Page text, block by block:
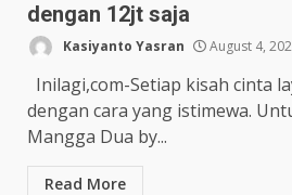
dengan 12jt saja
Kasiyanto Yasran August 4,
Inilagi,com-Setiap kisah cinta
dengan cara yang istimewa.
Mangga Dua by...
Read More